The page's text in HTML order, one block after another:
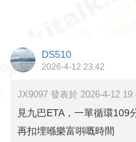
DS510
2026-4-12 23:42
JX9097 發表於 2026-4-12
見九巴ETA，一單循環109
再扣埋喺樂富唞嘅時間